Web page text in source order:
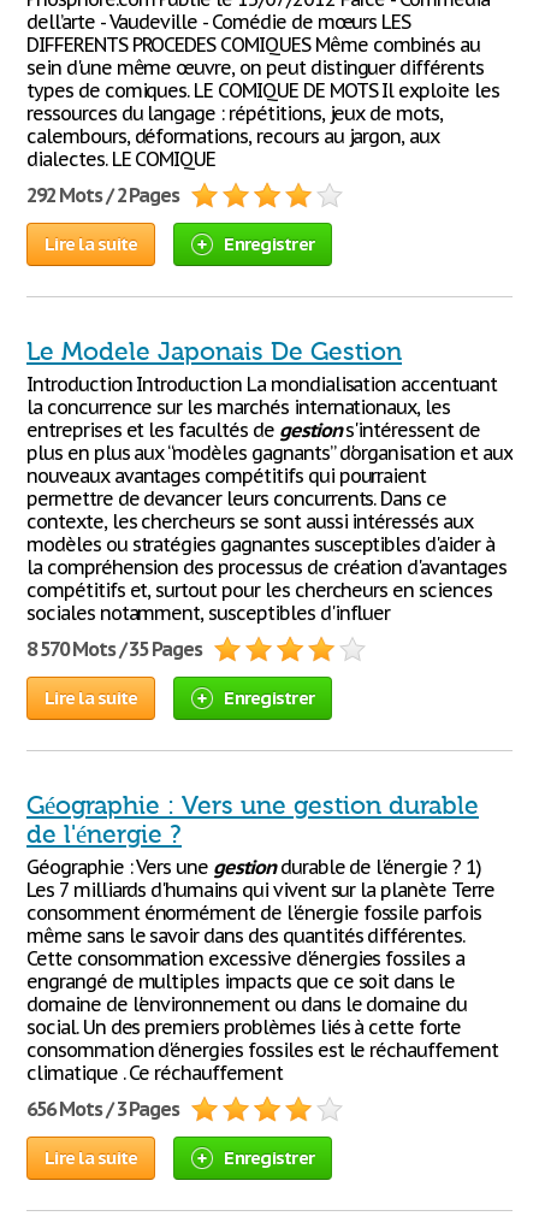
dell’arte - Vaudeville - Comédie de mœurs LES
DIFFERENTS PROCEDES COMIQUES Même combinés au
sein d'une même œuvre, on peut distinguer différents
types de comiques. LE COMIQUE DE MOTS Il exploite les
ressources du langage : répétitions, jeux de mots,
calembours, déformations, recours au jargon, aux
dialectes. LE COMIQUE
292 Mots / 2 Pages
Lire la suite Enregistrer
Le Modele Japonais De Gestion
Introduction Introduction La mondialisation accentuant
la concurrence sur les marchés internationaux, les
entreprises et les facultés de gestions'intéressent de
plus en plus aux “modèles gagnants” d'organisation et aux
nouveaux avantages compétitifs qui pourraient
permettre de devancer leurs concurrents. Dans ce
contexte, les chercheurs se sont aussi intéressés aux
modèles ou stratégies gagnantes susceptibles d'aider à
la compréhension des processus de création d'avantages
compétitifs et, surtout pour les chercheurs en sciences
sociales notamment, susceptibles d'influer
8 570 Mots / 35 Pages
Lire la suite Enregistrer
Géographie : Vers une gestion durable
de l'énergie ?
Géographie : Vers une gestiondurable de l'énergie ? 1)
Les 7 milliards d'humains qui vivent sur la planète Terre
consomment énormément de l'énergie fossile parfois
même sans le savoir dans des quantités différentes.
Cette consommation excessive d'énergies fossiles a
engrangé de multiples impacts que ce soit dans le
domaine de l'environnement ou dans le domaine du
social. Un des premiers problèmes liés à cette forte
consommation d'énergies fossiles est le réchauffement
climatique . Ce réchauffement
656 Mots / 3 Pages
Lire la suite Enregistrer